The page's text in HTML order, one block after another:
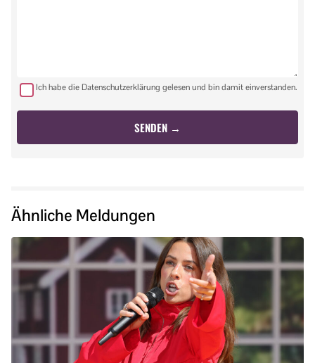
Ich habe die Datenschutzerklärung gelesen und bin damit einverstanden.
Ähnliche Meldungen